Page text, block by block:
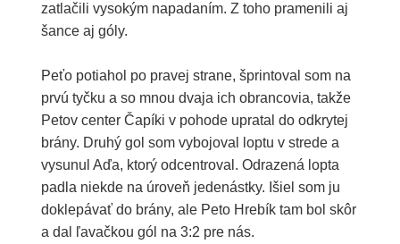
zatlačili vysokým napadaním. Z toho pramenili aj
šance aj góly.
Peťo potiahol po pravej strane, šprintoval som na
prvú tyčku a so mnou dvaja ich obrancovia, takže
Petov center Čapíki v pohode upratal do odkrytej
brány. Druhý gol som vybojoval loptu v strede a
vysunul Aďa, ktorý odcentroval. Odrazená lopta
padla niekde na úroveň jedenástky. Išiel som ju
doklepávať do brány, ale Peto Hrebík tam bol skôr
a dal ľavačkou gól na 3:2 pre nás.